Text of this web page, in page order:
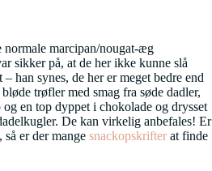
marcipan/nougat-æg
sikker på, at de her ikke kunne slå
han synes, de her er meget bedre end
trøfler med smag fra søde dadler,
en top dyppet i chokolade og drysset
De kan virkelig anbefales! Er
er der mange snackopskrifter at finde